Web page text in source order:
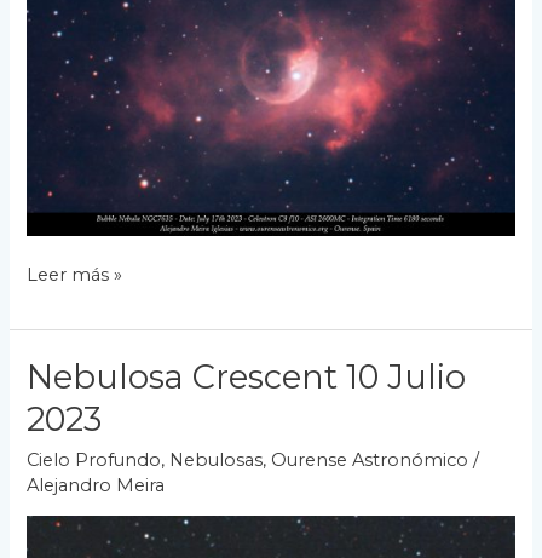
Nebulosa
la
NGC7635
Leer más »
Nebulosa Crescent 10 Julio
2023
Cielo Profundo, Nebulosas, Ourense Astronómico /
Alejandro Meira